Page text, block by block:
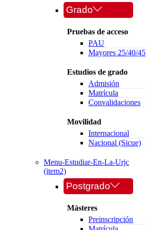
Grado
Pruebas de acceso
PAU
Mayores 25/40/45
Estudios de grado
Admisión
Matrícula
Convalidaciones
Movilidad
Internacional
Nacional (Sicue)
Menu-Estudiar-En-La-Urjc
(item2)
Postgrado
Másteres
Preinscripción